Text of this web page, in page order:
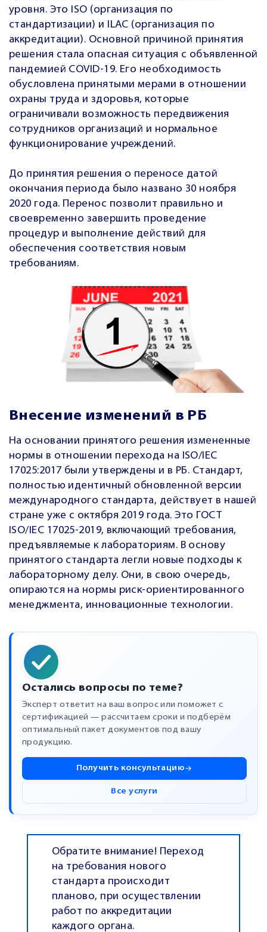
уровня. Это ISO (организация по
стандартизации) и ILAC (организация по
аккредитации). Основной причиной принятия
решения стала опасная ситуация с объявленной
пандемией COVID-19. Его необходимость
обусловлена принятыми мерами в отношении
охраны труда и здоровья, которые
ограничивали возможность передвижения
сотрудников организаций и нормальное
функционирование учреждений.
До принятия решения о переносе датой
окончания периода было названо 30 ноября
2020 года. Перенос позволит правильно и
своевременно завершить проведение
процедур и выполнение действий для
обеспечения соответствия новым
требованиям.
Внесение изменений в РБ
На основании принятого решения измененные
нормы в отношении перехода на ISO/IEC
17025:2017 были утверждены и в РБ. Стандарт,
полностью идентичный обновленной версии
международного стандарта, действует в нашей
стране уже с октября 2019 года. Это ГОСТ
ISO/IEC 17025-2019, включающий требования,
предъявляемые к лабораториям. В основу
принятого стандарта легли новые подходы к
лабораторному делу. Они, в свою очередь,
опираются на нормы риск-ориентированного
менеджмента, инновационные технологии.
Остались вопросы по теме?
Эксперт ответит на ваш вопрос или поможет с
сертификацией — рассчитаем сроки и подберём
оптимальный пакет документов под вашу
продукцию.
Получить консультацию
Все услуги
Обратите внимание! Переход
на требования нового
стандарта происходит
планово, при осуществлении
работ по аккредитации
каждого органа.